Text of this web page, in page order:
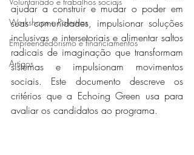
Workshops e Palestras
Empreendedorismo e financiamentos
Artigos
ajudar a construir e mudar o poder em
suas comunidades, impulsionar soluções
inclusivas e intersetoriais e alimentar saltos
radicais de imaginação que transformam
sistemas e impulsionam movimentos
sociais. Este documento descreve os
critérios que a Echoing Green usa para
avaliar os candidatos ao programa.